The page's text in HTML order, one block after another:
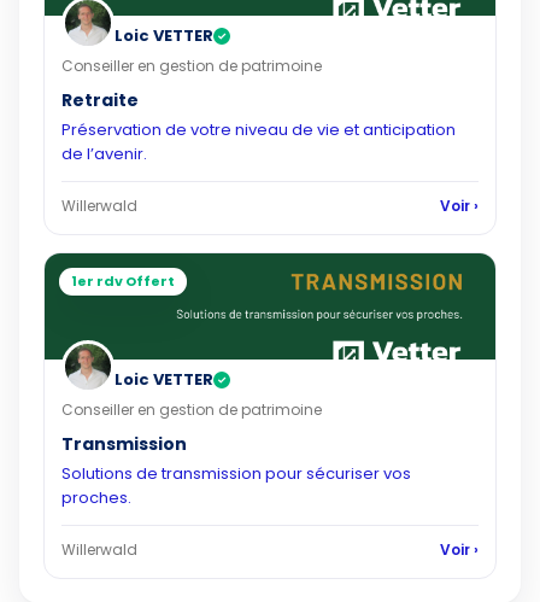
Loic VETTER ✓
Conseiller en gestion de patrimoine
Retraite
Préservation de votre niveau de vie et anticipation
de l’avenir.
Willerwald Voir ›
1er rdv Offert
Loic VETTER ✓
Conseiller en gestion de patrimoine
Transmission
Solutions de transmission pour sécuriser vos
proches.
Willerwald Voir ›